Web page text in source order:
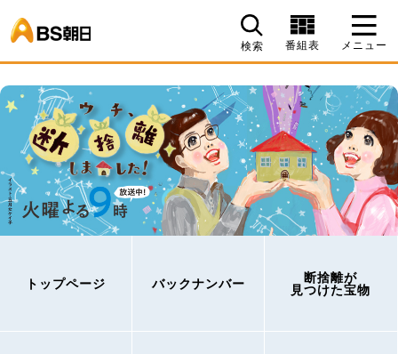
検索 番組表 メニュー
トップページ バックナンバー
断捨離が
見つけた宝物